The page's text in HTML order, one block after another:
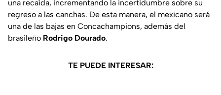
una recaída, incrementando la incertidumbre sobre su
regreso a las canchas. De esta manera, el mexicano será
una de las bajas en Concachampions, además del
brasileño Rodrigo Dourado.
TE PUEDE INTERESAR: